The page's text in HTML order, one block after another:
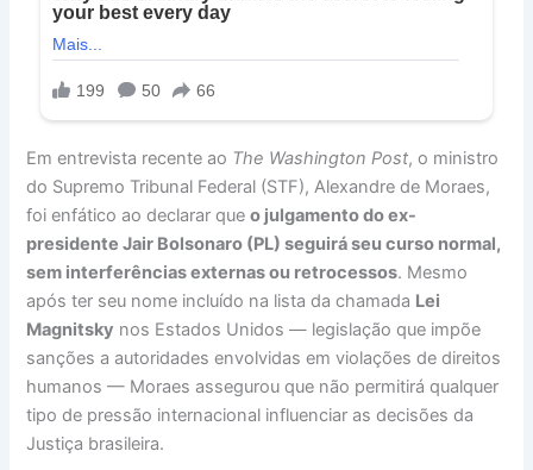
Em entrevista recente ao The Washington Post, o ministro
do Supremo Tribunal Federal (STF), Alexandre de Moraes,
foi enfático ao declarar queo julgamento do ex-
presidente Jair Bolsonaro (PL) seguirá seu curso normal,
sem interferências externas ou retrocessos. Mesmo
após ter seu nome incluído na lista da chamada Lei
Magnitsky nos Estados Unidos — legislação que impõe
sanções a autoridades envolvidas em violações de direitos
humanos — Moraes assegurou que não permitirá qualquer
tipo de pressão internacional influenciar as decisões da
Justiça brasileira.